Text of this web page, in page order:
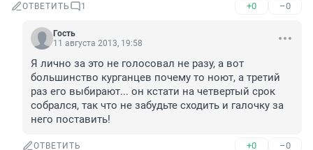
ОТВЕТИТЬ 1 +0 –0
Гость
11 августа 2013, 19:58
Я лично за это не голосовал не разу, а вот
большинство курганцев почему то ноют, а третий
раз его выбирают... он кстати на четвертый срок
собрался, так что не забудьте сходить и галочку за
него поставить!
ОТВЕТИТЬ +0 –0